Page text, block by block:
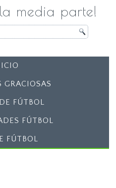
media parte!
GRACIOSAS
FÚTBOL
FÚTBOL
FÚTBOL